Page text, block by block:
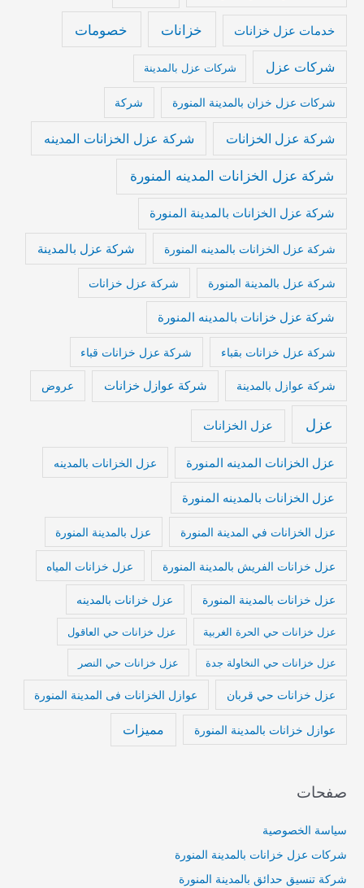
خدمات عزل خزانات خزانات خصومات
شركات عزل شركات عزل بالمدينة
شركات عزل خزان بالمدينة المنورة شركة
شركة عزل الخزانات شركة عزل الخزانات المدينه
شركة عزل الخزانات المدينه المنورة
شركة عزل الخزانات بالمدينة المنورة
شركة عزل الخزانات بالمدينه المنورة شركة عزل بالمدينة
شركة عزل بالمدينة المنورة شركة عزل خزانات
شركة عزل خزانات بالمدينه المنورة
شركة عزل خزانات بقباء شركة عزل خزانات قباء
شركة عوازل بالمدينة شركة عوازل خزانات عروض
عزل عزل الخزانات
عزل الخزانات المدينه المنورة عزل الخزانات بالمدينه
عزل الخزانات بالمدينه المنورة
عزل الخزانات في المدينة المنورة عزل بالمدينة المنورة
عزل خزانات الفريش بالمدينة المنورة عزل خزانات المياه
عزل خزانات بالمدينة المنورة عزل خزانات بالمدينه
عزل خزانات حي الحرة الغربية عزل خزانات حي العاقول
عزل خزانات حي النخاولة جدة عزل خزانات حي النصر
عزل خزانات حي قربان عوازل الخزانات فى المدينة المنورة
عوازل خزانات بالمدينة المنورة مميزات
صفحات
سياسة الخصوصية
شركات عزل خزانات بالمدينة المنورة
شركة تنسيق حدائق بالمدينة المنورة